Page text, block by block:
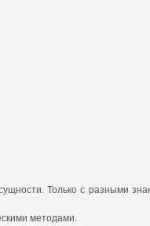
Только с разными
методами.